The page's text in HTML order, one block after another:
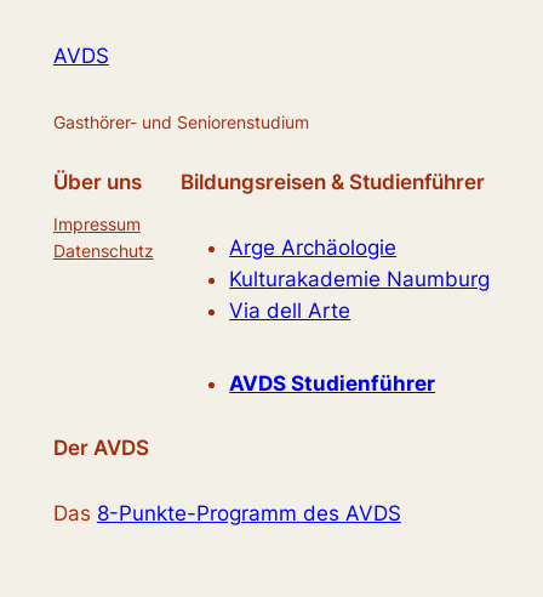
AVDS
Gasthörer- und Seniorenstudium
Über uns
Impressum
Datenschutz
Bildungsreisen & Studienführer
Arge Archäologie
Kulturakademie Naumburg
Via dell Arte
AVDS Studienführer
Der AVDS
Das 8-Punkte-Programm des AVDS